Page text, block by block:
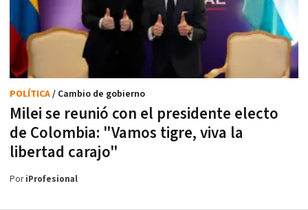
Milei se reunió con el presidente electo
de Colombia: "Vamos tigre, viva la
libertad carajo"
POLÍTICA/ Cambio de gobierno
PoriProfesional